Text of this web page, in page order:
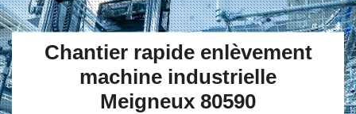
Chantier rapide enlèvement
machine industrielle
Meigneux 80590